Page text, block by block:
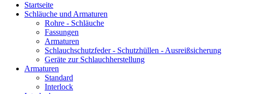
Startseite
Schläuche und Armaturen
Rohre - Schläuche
Fassungen
Armaturen
Schlauchschutzfeder - Schutzhüllen - Ausreißsicherung
Geräte zur Schlauchherstellung
Armaturen
Standard
Interlock